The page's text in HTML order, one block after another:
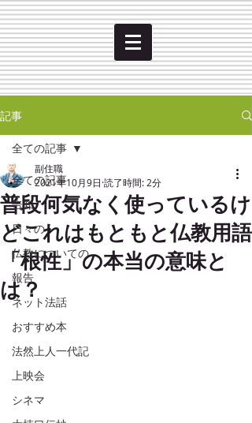
記事
全ての記事
告知
日々の
仏教についての
報告
ネット法話
おすすめ本
法然上人一代記
上映会
シネマ
全ての記事
普段何気なく使っているけ
どこれはもともと仏教用語
「根性」の本当の意味と
は？
副住職
2021年10月9日 読了時間: 2分